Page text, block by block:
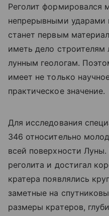
Реголит формировался
непрерывными ударами
станет первым
иметь дело
лунным геологам.
имеет не только
практическое значение.
Для исследования
346 относительно
всей поверхности
реголита и достигал
кратера появлялись
заметные на
размеры кратеров,